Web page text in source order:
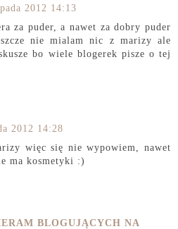
2012 14:13
za puder, a nawet za dobry puder
nie mialam nic z marizy ale
bo wiele blogerek pisze o tej
2012 14:28
więc się nie wypowiem, nawet
ma kosmetyki :)
BLOGUJĄCYCH NA